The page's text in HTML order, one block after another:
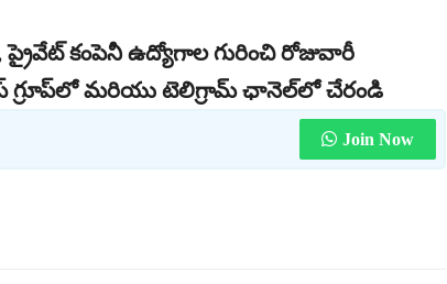
ప్రైవేట్ కంపెనీ ఉద్యోగాల గురించి రోజువారీ
మరియు టెలిగ్రామ్ ఛానెల్‌లో చేరండి
Join Now